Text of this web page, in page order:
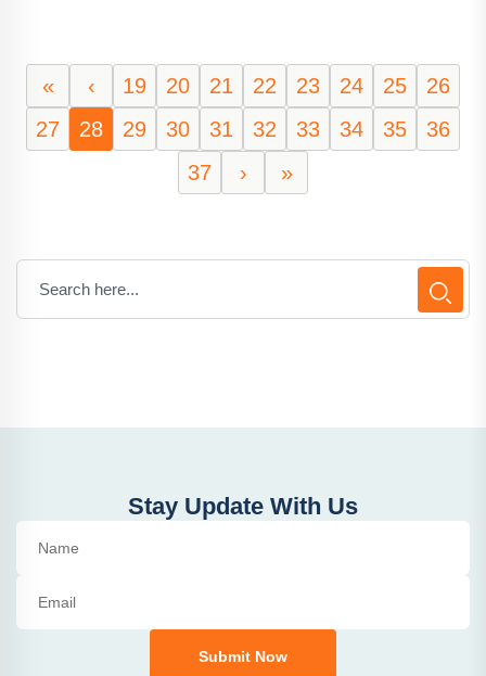
« ‹ 19 20 21 22 23 24 25
26
27
28 29 30 31 32 33 34 35
36
37
› »
Stay Update With Us
Submit Now